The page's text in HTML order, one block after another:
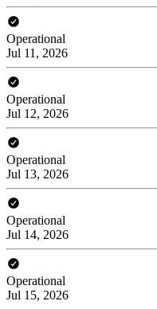
Operational
Jul 11, 2026
Operational
Jul 12, 2026
Operational
Jul 13, 2026
Operational
Jul 14, 2026
Operational
Jul 15, 2026